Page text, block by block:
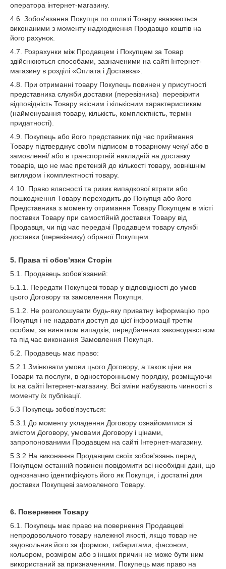
оператора інтернет-магазину.
4.6. Зобов'язання Покупця по оплаті Товару вважаються
виконаними з моменту надходження Продавцю коштів на
його рахунок.
4.7. Розрахунки між Продавцем і Покупцем за Товар
здійснюються способами, зазначеними на сайті Інтернет-
магазину в розділі «Оплата і Доставка».
4.8. При отриманні товару Покупець повинен у присутності
представника служби доставки (перевізника) перевірити
відповідність Товару якісним і кількісним характеристикам
(найменування товару, кількість, комплектність, термін
придатності).
4.9. Покупець або його представник під час приймання
Товару підтверджує своїм підписом в товарному чеку/ або в
замовленні/ або в транспортній накладній на доставку
товарів, що не має претензій до кількості товару, зовнішнім
виглядом і комплектності товару.
4.10. Право власності та ризик випадкової втрати або
пошкодження Товару переходить до Покупця або його
Представника з моменту отримання Товару Покупцем в місті
поставки Товару при самостійній доставки Товару від
Продавця, чи під час передачі Продавцем товару службі
доставки (перевізнику) обраної Покупцем.
5. Права ті обов’язки Сторін
5.1. Продавець зобов’язаний:
5.1.1. Передати Покупцеві товар у відповідності до умов
цього Договору та замовлення Покупця.
5.1.2. Не розголошувати будь-яку приватну інформацію про
Покупця і не надавати доступ до цієї інформації третім
особам, за винятком випадків, передбачених законодавством
та під час виконання Замовлення Покупця.
5.2. Продавець має право:
5.2.1 Змінювати умови цього Договору, а також ціни на
Товари та послуги, в односторонньому порядку, розміщуючи
їх на сайті Інтернет-магазину. Всі зміни набувають чинності з
моменту їх публікації.
5.3 Покупець зобов'язується:
5.3.1 До моменту укладення Договору ознайомитися зі
змістом Договору, умовами Договору і цінами,
запропонованими Продавцем на сайті Інтернет-магазину.
5.3.2 На виконання Продавцем своїх зобов'язань перед
Покупцем останній повинен повідомити всі необхідні дані, що
однозначно ідентифікують його як Покупця, і достатні для
доставки Покупцеві замовленого Товару.
6. Повернення Товару
6.1. Покупець має право на повернення Продавцеві
непродовольчого товару належної якості, якщо товар не
задовольнив його за формою, габаритами, фасоном,
кольором, розміром або з інших причин не може бути ним
використаний за призначенням. Покупець має право на